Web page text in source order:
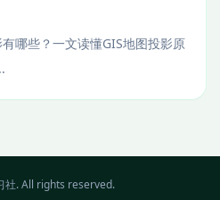
哪些？一文读懂GIS地图投影原
社. All rights reserved.